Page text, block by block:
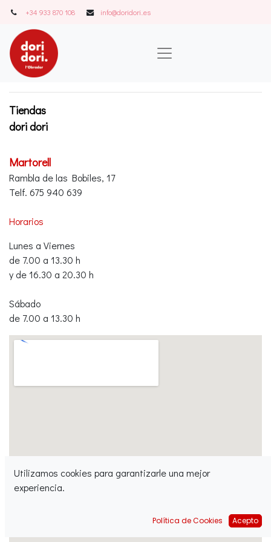
+34 933 870 108 info@doridori..es
Tiendas
dori dori
Martorell
Rambla de las Bobiles, 17
Telf. 675 940 639
Horarios
Lunes a Viernes
de 7.00 a 13.30 h
y de 16.30 a 20.30 h
Sábado
de 7.00 a 13.30 h
Utilizamos cookies para garantizarle una mejor
experiencia.
Política de Cookies Acepto